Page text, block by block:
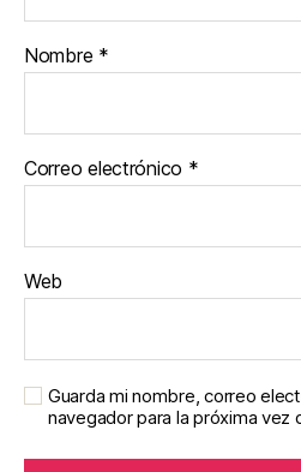
Nombre *
Correo electrónico *
Web
Guarda mi nombre, correo
navegador para la próxima vez